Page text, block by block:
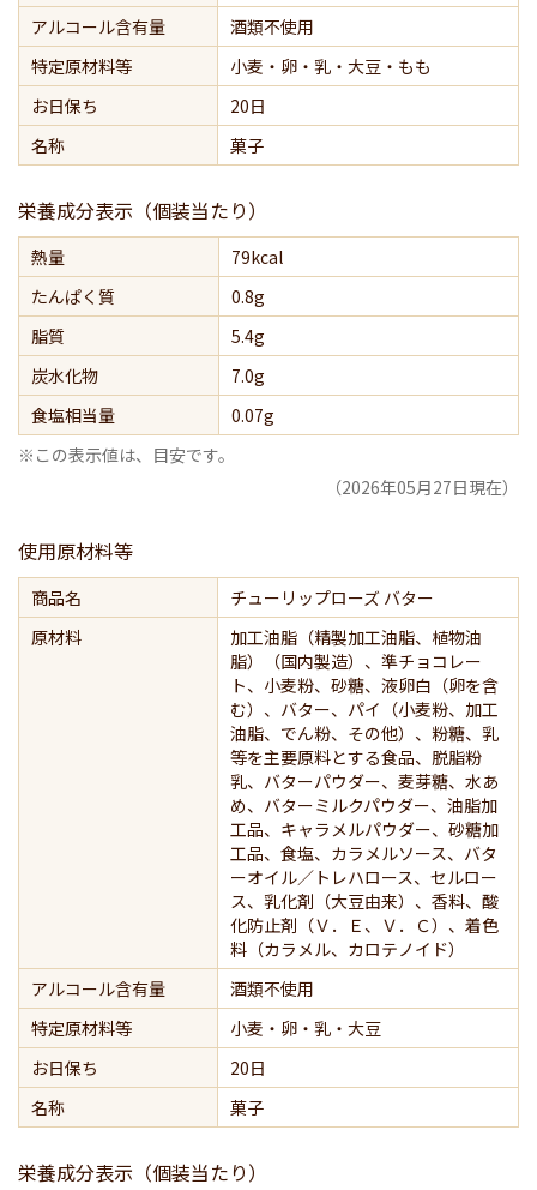
アルコール含有量
酒類不使用
特定原材料等
小麦・卵・乳・大豆・もも
お日保ち
20日
名称
菓子
栄養成分表示（個装当たり）
熱量
79kcal
たんぱく質
0.8g
脂質
5.4g
炭水化物
7.0g
食塩相当量
0.07g
※この表示値は、目安です。
（2026年05月27日現在）
使用原材料等
商品名
チューリップローズ バター
原材料
加工油脂（精製加工油脂、植物油
脂）（国内製造）、準チョコレー
ト、小麦粉、砂糖、液卵白（卵を含
む）、バター、パイ（小麦粉、加工
油脂、でん粉、その他）、粉糖、乳
等を主要原料とする食品、脱脂粉
乳、バターパウダー、麦芽糖、水あ
め、バターミルクパウダー、油脂加
工品、キャラメルパウダー、砂糖加
工品、食塩、カラメルソース、バタ
ーオイル／トレハロース、セルロー
ス、乳化剤（大豆由来）、香料、酸
化防止剤（Ｖ．Ｅ、Ｖ．Ｃ）、着色
料（カラメル、カロテノイド）
アルコール含有量
酒類不使用
特定原材料等
小麦・卵・乳・大豆
お日保ち
20日
名称
菓子
栄養成分表示（個装当たり）